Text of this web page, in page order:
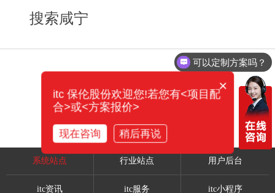
搜索咸宁
系统站点 行业站点 用户后台
itc资讯 itc服务 itc小程序
可以定制方案吗？
×
itc 保伦股份欢迎您!若您有<项目配
合>或<方案报价>
现在咨询 稍后再说